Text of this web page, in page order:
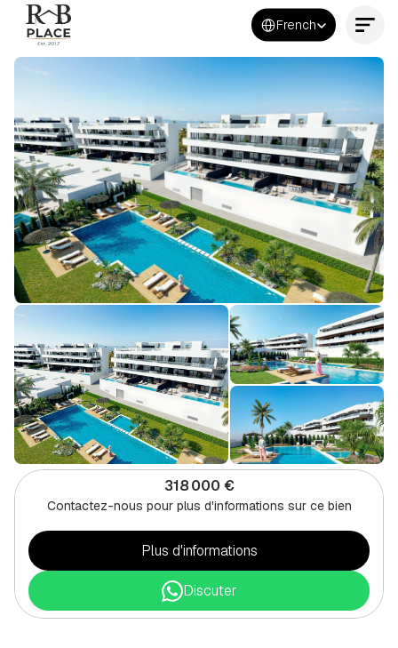
Select Language
French
Contactez-nous maintenant
318 000 €
Contactez-nous pour plus d'informations sur ce bien
Plus d'informations
Discuter